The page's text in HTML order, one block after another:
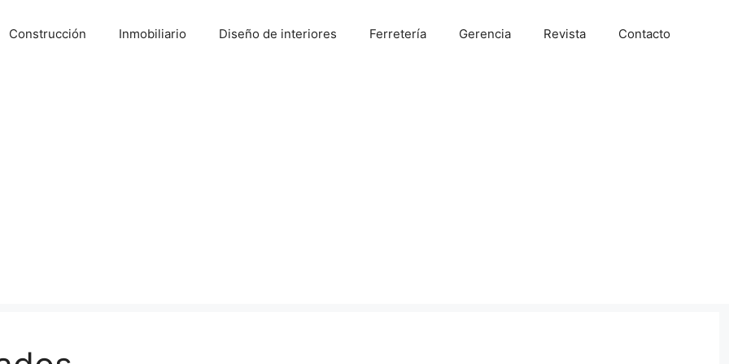
Construcción Inmobiliario Diseño de interiores Ferretería Gerencia Revista Contacto